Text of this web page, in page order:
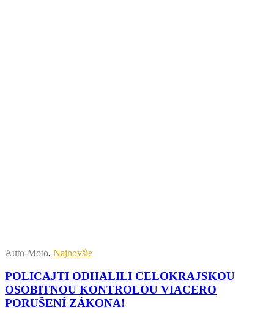
Auto-Moto, Najnovšie
POLICAJTI ODHALILI CELOKRAJSKOU
OSOBITNOU KONTROLOU VIACERO
PORUŠENÍ ZÁKONA!